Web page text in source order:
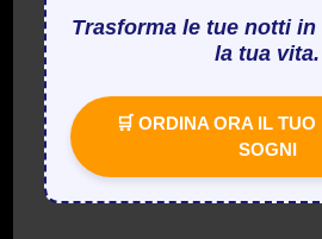
Trasforma le tue notti
la tua vita.
🛒 ORDINA ORA IL
SOGNI